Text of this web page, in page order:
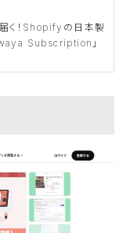
く！Shopifyの日本製
Subscription」